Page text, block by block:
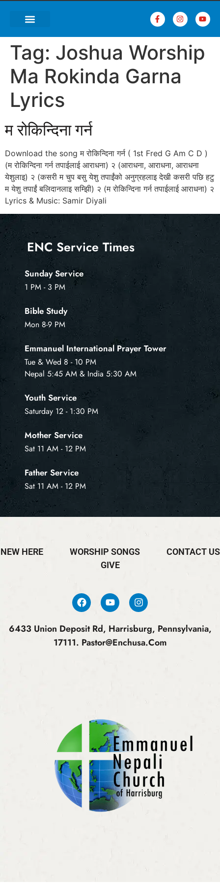
Tag: Joshua Worship
Ma Rokinda Garna
Lyrics
म रोकिन्दिना गर्न
Download the song म रोकिन्दिना गर्न ( 1st Fred G Am C D )
(म रोकिन्दिना गर्न तपाईलाई आराधना) २ (आराधना, आराधना, आराधना
येशुलाइ) २ (कसरी म चुप बसु येशु तपाईंको अनुग्रहलाइ देखी कसरी पछि हटु
म येशु तपाईं बलिदानलाइ सम्झिी) २ (म रोकिन्दिना गर्न तपाईलाई आराधना) २
Lyrics & Music: Samir Diyali
ENC Service Times
Sunday Service
1 PM - 3 PM
Bible Study
Mon 8-9 PM
Emmanuel International Prayer Tower
Tue & Wed 8 - 10 PM
Nepal 5:45 AM & India 5:30 AM
Youth Service
Saturday 12 - 1:30 PM
Mother Service
Sat 11 AM - 12 PM
Father Service
Sat 11 AM - 12 PM
NEW HERE WORSHIP SONGS
CONTACT US
GIVE
6433 Union Deposit Rd, Harrisburg, Pennsylvania,
17111. Pastor@enchusa.com